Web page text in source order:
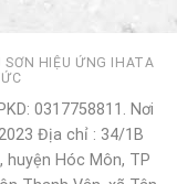
SƠN HIỆU ỨNG IHATA
0317758811. Nơi
Địa chỉ : 34/1B
Hóc Môn, TP